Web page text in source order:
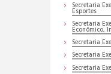
Secretaria
Esportes
Secretaria
Econômico,
Secretaria
Secretaria
Secretaria